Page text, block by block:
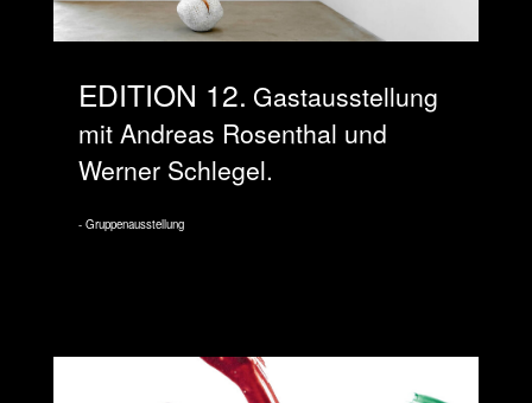
EDITION 12 Gastausstellung
mit Andreas Rosenthal und
Werner Schlegel.
Gruppenausstellung